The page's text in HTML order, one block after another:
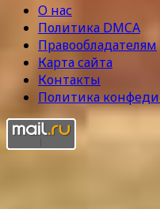
О нас
Политика DMCA
Правообладателям
Карта сайта
Контакты
Политика